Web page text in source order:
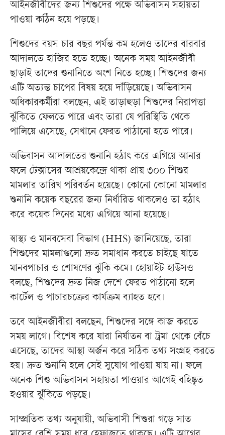
আইনজীবীদের জন্য শিশুদের পক্ষে অভিবাসন সহায়তা
পাওয়া কঠিন হয়ে পড়ছে।
শিশুদের বয়স চার বছর পর্যন্ত কম হলেও তাদের বারবার
আদালতে হাজির হতে হচ্ছে। অনেক সময় আইনজীবী
ছাড়াই তাদের শুনানিতে অংশ নিতে হচ্ছে। শিশুদের জন্য
এটি অত্যন্ত চাপের বিষয় হয়ে দাঁড়িয়েছে। অভিবাসন
অধিকারকর্মীরা বলছেন, এই তাড়াহুড়া শিশুদের নিরাপত্তা
ঝুঁকিতে ফেলতে পারে এবং তারা যে পরিস্থিতি থেকে
পালিয়ে এসেছে, সেখানে ফেরত পাঠানো হতে পারে।
অভিবাসন আদালতের শুনানি হঠাৎ করে এগিয়ে আনার
ফলে টেক্সাসের আশ্রয়কেন্দ্রে থাকা প্রায় ৩০০ শিশুর
মামলার তারিখ পরিবর্তন হয়েছে। কোনো কোনো মামলার
শুনানি কয়েক বছরের জন্য নির্ধারিত থাকলেও তা হঠাৎ
করে কয়েক দিনের মধ্যে এগিয়ে আনা হয়েছে।
স্বাস্থ্য ও মানবসেবা বিভাগ (HHS) জানিয়েছে, তারা
শিশুদের মামলাগুলো দ্রুত সমাধান করতে চাইছে যাতে
মানবপাচার ও শোষণের ঝুঁকি কমে। হোয়াইট হাউসও
বলছে, শিশুদের দ্রুত নিজ দেশে ফেরত পাঠানো হলে
কার্টেল ও পাচারচক্রের কার্যক্রম ব্যাহত হবে।
তবে আইনজীবীরা বলছেন, শিশুদের সঙ্গে কাজ করতে
সময় লাগে। বিশেষ করে যারা নির্যাতন বা ট্রমা থেকে বেঁচে
এসেছে, তাদের আস্থা অর্জন করে সঠিক তথ্য সংগ্রহ করতে
হয়। দ্রুত শুনানি হলে সেই সুযোগ পাওয়া যায় না। ফলে
অনেক শিশু অভিবাসন সহায়তা পাওয়ার আগেই বহিষ্কৃত
হওয়ার ঝুঁকিতে পড়ছে।
সাম্প্রতিক তথ্য অনুযায়ী, অভিবাসী শিশুরা গড়ে সাত